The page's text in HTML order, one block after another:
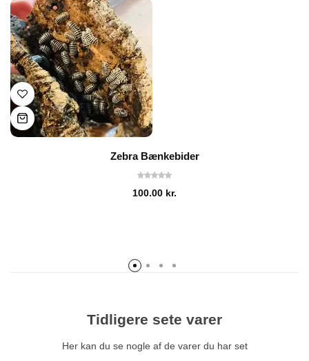
Zebra Bænkebider
100.00 kr.
Tidligere sete varer
Her kan du se nogle af de varer du har set